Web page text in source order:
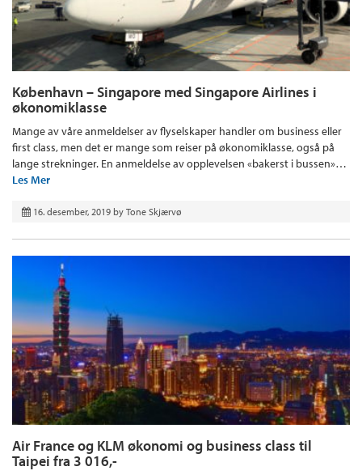
København – Singapore med Singapore Airlines i
økonomiklasse
Mange av våre anmeldelser av flyselskaper handler om business eller
first class, men det er mange som reiser på økonomiklasse, også på
lange strekninger. En anmeldelse av opplevelsen «bakerst i bussen»…
Les Mer
16. desember, 2019 by Tone Skjærvø
Air France og KLM økonomi og business class til
Taipei fra 3 016,-